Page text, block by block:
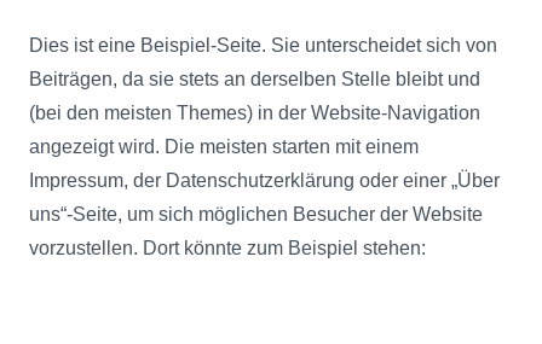
Dies ist eine Beispiel-Seite. Sie unterscheidet sich von
Beiträgen, da sie stets an derselben Stelle bleibt und
(bei den meisten Themes) in der Website-Navigation
angezeigt wird. Die meisten starten mit einem
Impressum, der Datenschutzerklärung oder einer „Über
uns“-Seite, um sich möglichen Besucher der Website
vorzustellen. Dort könnte zum Beispiel stehen: